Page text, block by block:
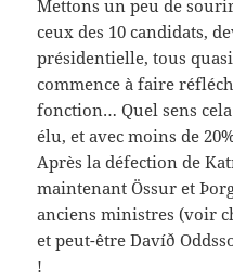
Mettons un peu de
ceux des 10 candidats,
présidentielle, tous
commence à faire
fonction… Quel sens
élu, et avec moins de
Après la défection de
maintenant Össur et
anciens ministres (voir
et peut-être Davíð
!